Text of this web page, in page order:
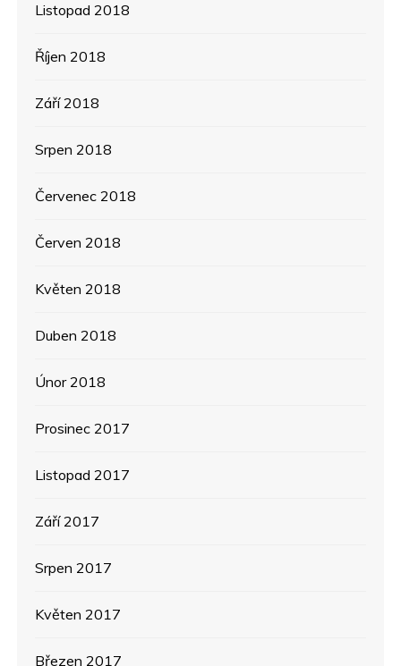
Listopad 2018
Říjen 2018
Září 2018
Srpen 2018
Červenec 2018
Červen 2018
Květen 2018
Duben 2018
Únor 2018
Prosinec 2017
Listopad 2017
Září 2017
Srpen 2017
Květen 2017
Březen 2017